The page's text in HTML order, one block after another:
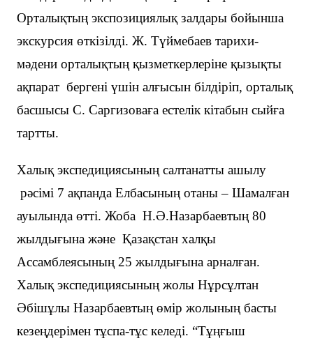
Орталықтың экспозициялық залдары бойынша
экскурсия өткізілді. Ж. Түймебаев тарихи-
мәдени орталықтың қызметкерлеріне қызықты
ақпарат бергені үшін алғысын білдіріп, орталық
басшысы С. Саргизоваға естелік кітабын сыйға
тартты.
Халық экспедициясының салтанатты ашылу
рәсімі 7 ақпанда Елбасының отаны – Шамалған
ауылында өтті. Жоба Н.Ә.Назарбаевтың 80
жылдығына және Қазақстан халқы
Ассамблеясының 25 жылдығына арналған.
Халық экспедициясының жолы Нұрсұлтан
Әбішұлы Назарбаевтың өмір жолының басты
кезеңдерімен тұспа-тұс келеді. “Тұңғыш